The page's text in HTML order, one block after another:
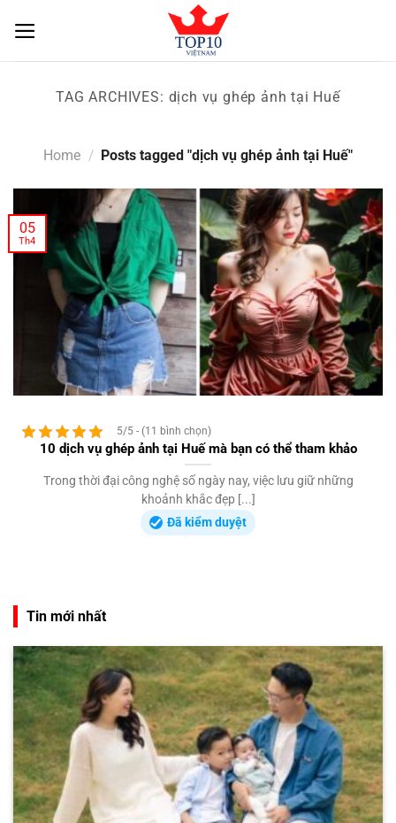
TAG ARCHIVES: dịch vụ ghép ảnh tại Huế
Home / Posts tagged "dịch vụ ghép ảnh tại Huế"
5/5 - (11 bình chọn)
10 dịch vụ ghép ảnh tại Huế mà bạn có thể tham khảo
Trong thời đại công nghệ số ngày nay, việc lưu giữ những
khoảnh khắc đẹp [...]
Đã kiểm duyệt
05
Th4
Tin mới nhất